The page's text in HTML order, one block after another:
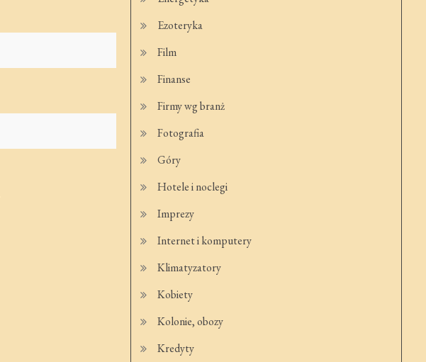
Ezoteryka
Film
Finanse
Firmy wg branż
Fotografia
Góry
Hotele i noclegi
Imprezy
Internet i komputery
Klimatyzatory
Kobiety
Kolonie, obozy
Kredyty